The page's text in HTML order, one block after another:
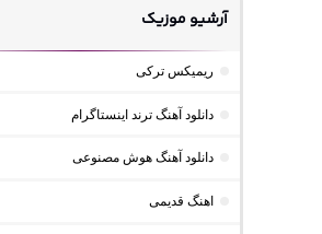
آرشیو موزیک
ریمیکس ترکی
دانلود آهنگ ترند اینستاگرام
دانلود آهنگ هوش مصنوعی
اهنگ قدیمی